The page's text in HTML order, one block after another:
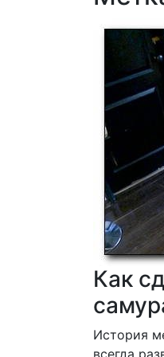
Как
История
всегда